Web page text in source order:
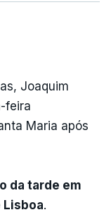
Joaquim
feira
Maria após
da tarde em
.